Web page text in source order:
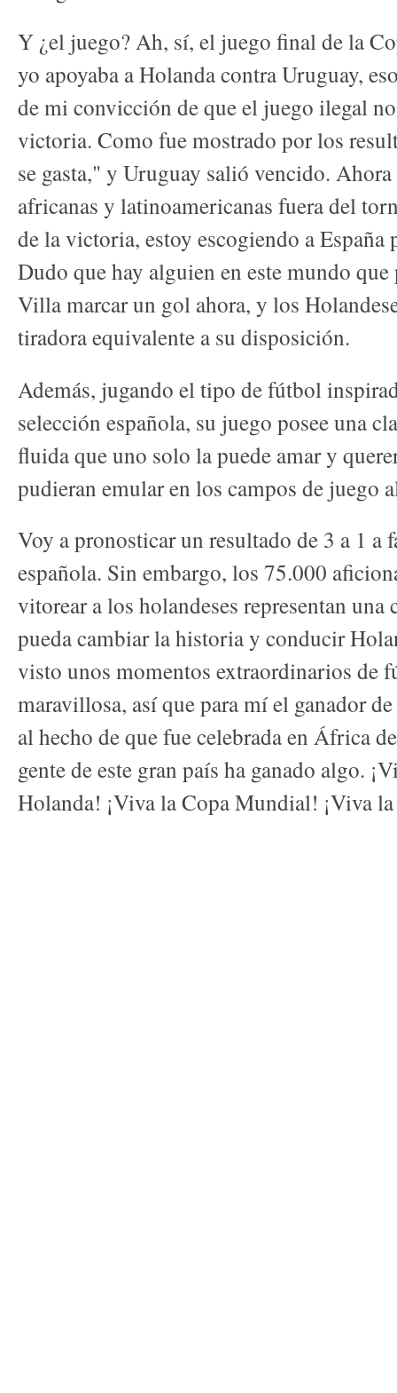
Y ¿el juego? Ah, sí, el juego final de la
yo apoyaba a Holanda contra Uruguay,
de mi convicción de que el juego ilegal
victoria. Como fue mostrado por los
se gasta," y Uruguay salió vencido.
africanas y latinoamericanas fuera del
de la victoria, estoy escogiendo a España
Dudo que hay alguien en este mundo
Villa marcar un gol ahora, y los
tiradora equivalente a su disposición.
Además, jugando el tipo de fútbol
selección española, su juego posee una
fluida que uno solo la puede amar y
pudieran emular en los campos de juego
Voy a pronosticar un resultado de 3 a 1 a
española. Sin embargo, los 75.000
vitorear a los holandeses representan una
pueda cambiar la historia y conducir
visto unos momentos extraordinarios de
maravillosa, así que para mí el ganador
al hecho de que fue celebrada en África
gente de este gran país ha ganado algo.
Holanda! ¡Viva la Copa Mundial! ¡Viva